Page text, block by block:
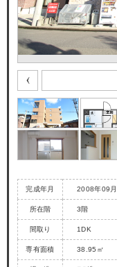
完成年月 2008年09月
所在階 3階
間取り 1DK
専有面積 38.95㎡